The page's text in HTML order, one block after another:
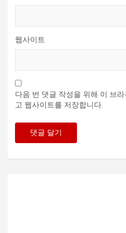
웹사이트
다음 번 댓글 작성을 위해 이 브
고 웹사이트를 저장합니다.